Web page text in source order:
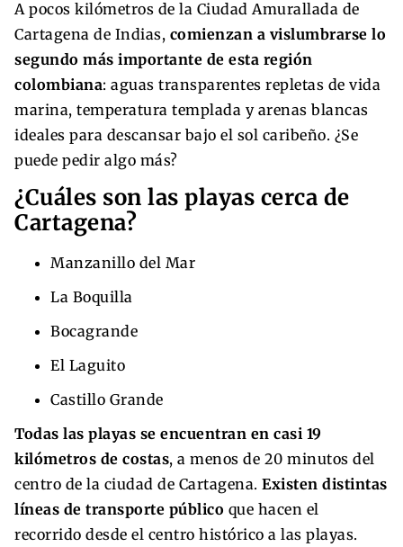
A pocos kilómetros de la Ciudad Amurallada de
Cartagena de Indias, comienzan a vislumbrarse lo
segundo más importante de esta región
colombiana: aguas transparentes repletas de vida
marina, temperatura templada y arenas blancas
ideales para descansar bajo el sol caribeño. ¿Se
puede pedir algo más?
¿Cuáles son las playas cerca de
Cartagena?
Manzanillo del Mar
La Boquilla
Bocagrande
El Laguito
Castillo Grande
Todas las playas se encuentran en casi 19
kilómetros de costas, a menos de 20 minutos del
centro de la ciudad de Cartagena. Existen distintas
líneas de transporte público que hacen el
recorrido desde el centro histórico a las playas.